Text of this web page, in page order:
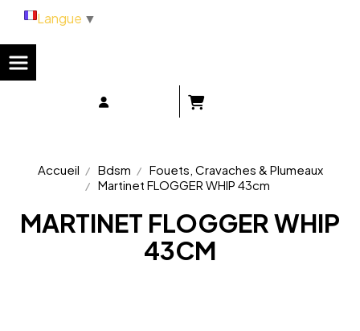
Accueil Bdsm
Fouets, Cravaches & Plumeaux
Martinet FLOGGER WHIP 43cm
MARTINET FLOGGER WHIP
43CM
Langue ▼